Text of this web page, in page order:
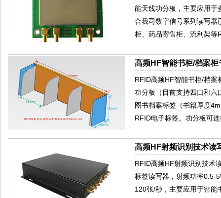
能天线功分板，主要应用于
合我司数字信号系列读写器
柜、药品寄售柜、流利架等
高频HF智能书柜/档案
RFID高频HF智能书柜/档案
功分板（目前支持四口和六
图书档案标签（书籍厚度
RFID电子标签。功分板可
高频HF射频识别技术读
RFID高频HF射频识别技术
标签读写器，射频功率0.5-
120张/秒，主要应用于智能